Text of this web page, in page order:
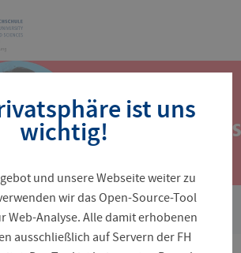
Fachrichtungen › Architektur und
ist uns
wichtig!
und unsere Webseite weiter zu
wir das Open-Source-Tool
Web-Analyse. Alle damit erhobenen
ausschließlich auf Servern der FH